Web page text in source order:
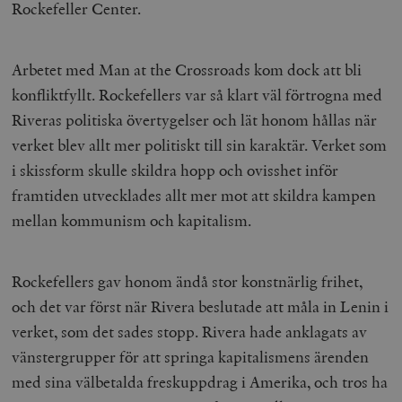
Rockefeller Center.
Arbetet med Man at the Crossroads kom dock att bli
konfliktfyllt. Rockefellers var så klart väl förtrogna med
Riveras politiska övertygelser och lät honom hållas när
verket blev allt mer politiskt till sin karaktär. Verket som
i skissform skulle skildra hopp och ovisshet inför
framtiden utvecklades allt mer mot att skildra kampen
mellan kommunism och kapitalism.
Rockefellers gav honom ändå stor konstnärlig frihet,
och det var först när Rivera beslutade att måla in Lenin i
verket, som det sades stopp. Rivera hade anklagats av
vänstergrupper för att springa kapitalismens ärenden
med sina välbetalda freskuppdrag i Amerika, och tros ha
och kontohantering. Webbplatsen kan inte användas
ordentligt utan strikt nödvändiga cookies.
Leverantör
/ Domän
woocommerce_cart_hash
Automattic
timbro.se